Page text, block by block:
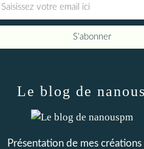
Le blog de
Présentation de mes